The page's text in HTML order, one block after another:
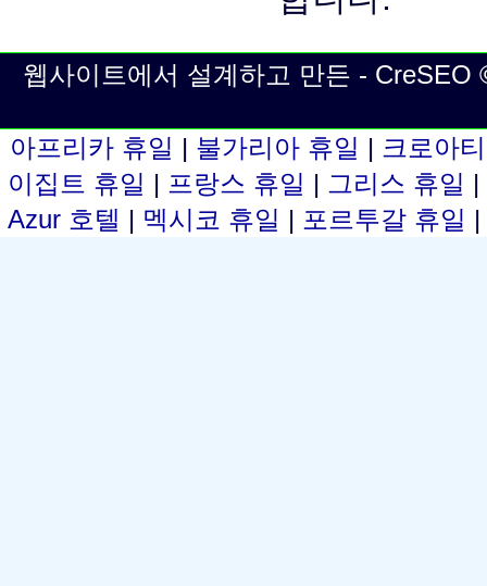
웹사이트에서 설계하고 만든 -
아프리카 휴일 | 불가리아 휴일 | 크로아
이집트 휴일 | 프랑스 휴일 | 그리스 휴일 |
Azur 호텔 | 멕시코 휴일 | 포르투갈 휴일 |